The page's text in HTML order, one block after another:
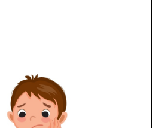
よくあるご質問
お役立ちブログ